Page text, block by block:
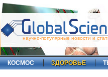
научно-популярные новости и
КОСМОС ЗДОРОВЬЕ